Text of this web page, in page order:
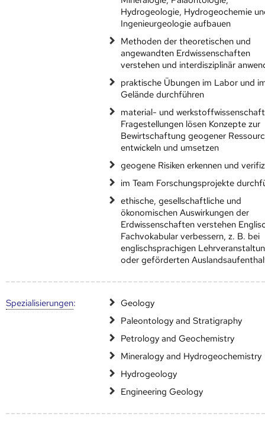
Hydrogeologie, Hydrogeochemie
Ingenieurgeologie aufbauen
Methoden der theoretischen und
angewandten Erdwissenschaften
verstehen und interdisziplinär
praktische Übungen im Labor und
Gelände durchführen
material- und
Fragestellungen lösen Konzepte zur
Bewirtschaftung geogener
entwickeln und umsetzen
geogene Risiken erkennen und
im Team Forschungsprojekte
ethische, gesellschaftliche und
ökonomischen Auswirkungen der
Erdwissenschaften verstehen
Fachvokabular verbessern, z. B. bei
englischsprachigen
oder geförderten
Speziali­sierungen:
Geology
Paleontology and Stratigraphy
Petrology and Geochemistry
Mineralogy and Hydrogeochemistry
Hydrogeology
Engineering Geology